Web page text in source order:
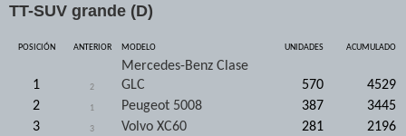
TT-SUV grande (D)
POSICIÓN ANTERIOR MODELO UNIDADES ACUMULADO
1 2
Mercedes-Benz Clase
GLC
570
4529
2
1 Peugeot 5008 387
3445
3
3 Volvo XC60 281
2196